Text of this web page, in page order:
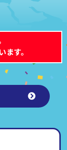
す。